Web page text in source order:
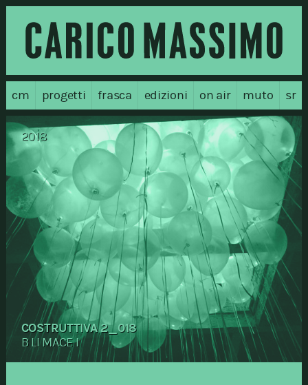
cm progetti frasca edizioni on air muto sr
2018
COSTRUTTIVA 2_018
B LI MACE I